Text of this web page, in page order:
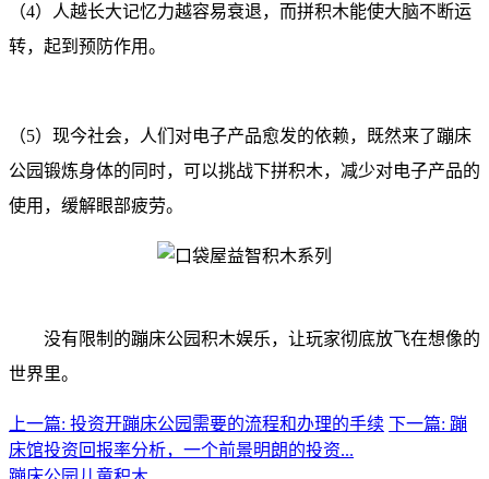
（4）人越长大记忆力越容易衰退，而拼积木能使大脑不断运
转，起到预防作用。
（5）现今社会，人们对电子产品愈发的依赖，既然来了蹦床
公园锻炼身体的同时，可以挑战下拼积木，减少对电子产品的
使用，缓解眼部疲劳。
没有限制的蹦床公园积木娱乐，让玩家彻底放飞在想像的
世界里。
上一篇: 投资开蹦床公园需要的流程和办理的手续 下一篇: 蹦
床馆投资回报率分析，一个前景明朗的投资...